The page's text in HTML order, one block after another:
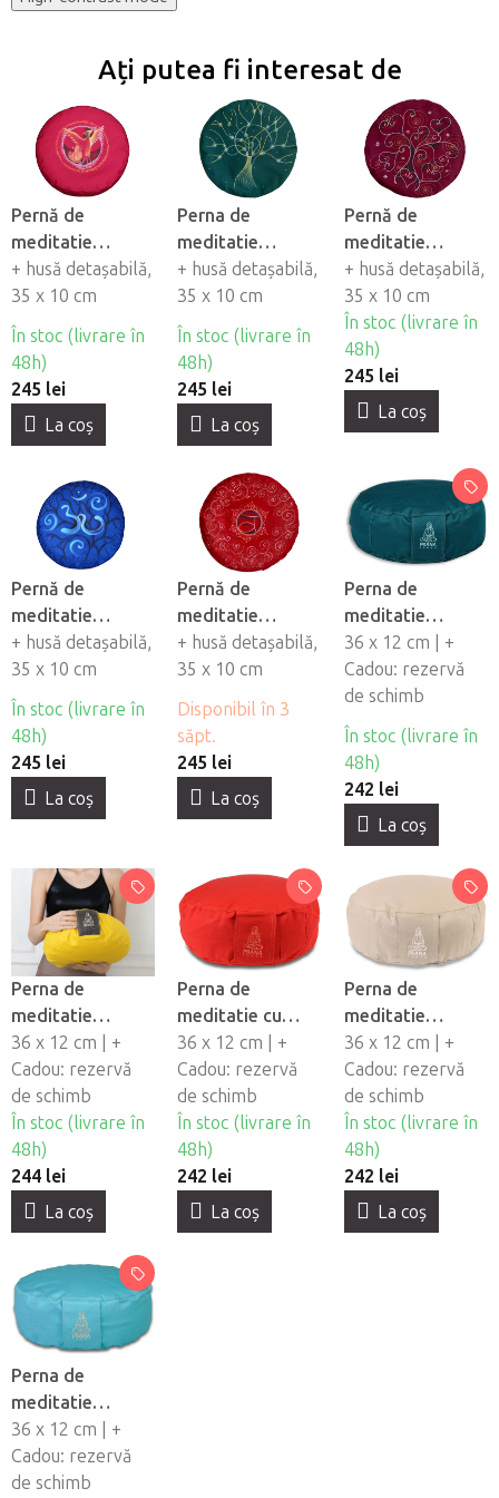
Ați putea fi interesat de
Pernă de
meditatie
LaMonka &
Elbabett FÉNIX
+ husă detașabilă,
35 x 10 cm
În stoc (livrare în
48h)
245 lei
La coş
Perna de
meditatie
LaMonka &
Elbabett
ENERGIA
+ husă detașabilă,
35 x 10 cm
În stoc (livrare în
48h)
245 lei
La coş
Pernă de
meditatie
LaMonka &
Elbabett TREE
OF LOVE
+ husă detașabilă,
35 x 10 cm
În stoc (livrare în
48h)
245 lei
La coş
Pernă de
meditatie
LaMonka &
Elbabett OM
MOONLIGHT
+ husă detașabilă,
35 x 10 cm
În stoc (livrare în
48h)
245 lei
La coş
Pernă de
meditatie
LaMonka &
Elbabett ROOT
CHAKRA
+ husă detașabilă,
35 x 10 cm
Disponibil în 3
săpt.
245 lei
La coş
Perna de
meditatie
PRANA cu husa -
albastru-verde
36 x 12 cm | +
Cadou: rezervă
de schimb
În stoc (livrare în
48h)
242 lei
La coş
Perna de
meditatie
PRANA cu husa -
galbena
36 x 12 cm | +
Cadou: rezervă
de schimb
În stoc (livrare în
48h)
244 lei
La coş
Perna de
meditatie cu
husa PRANA -
rosu
36 x 12 cm | +
Cadou: rezervă
de schimb
În stoc (livrare în
48h)
242 lei
La coş
Perna de
meditatie
PRANA cu husa -
gri
36 x 12 cm | +
Cadou: rezervă
de schimb
În stoc (livrare în
48h)
242 lei
La coş
Perna de
meditatie
PRANA cu husa -
turcoaz
36 x 12 cm | +
Cadou: rezervă
de schimb